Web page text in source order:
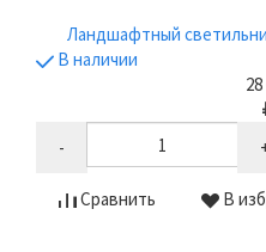
Ландшафтный
В наличии
-
Сравнить В